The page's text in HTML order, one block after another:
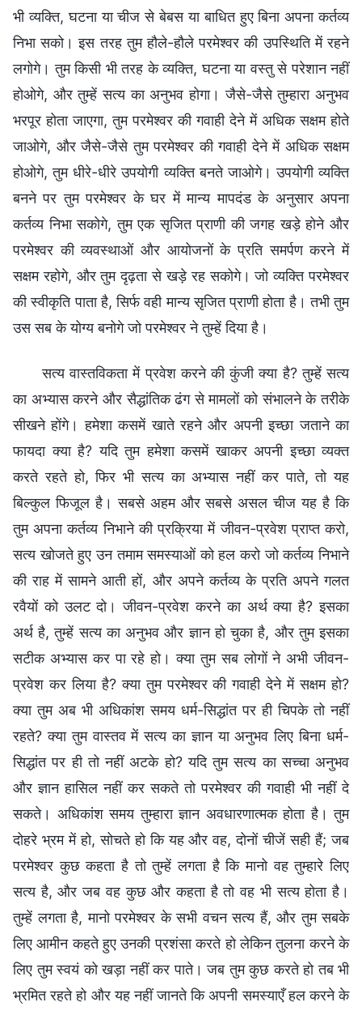
भी व्यक्ति, घटना या चीज से बेबस या बाधित हुए बिना अपना कर्तव्य
निभा सको। इस तरह तुम हौले-हौले परमेश्वर की उपस्थिति में रहने
लगोगे। तुम किसी भी तरह के व्यक्ति, घटना या वस्तु से परेशान नहीं
होओगे, और तुम्हें सत्य का अनुभव होगा। जैसे-जैसे तुम्हारा अनुभव
भरपूर होता जाएगा, तुम परमेश्वर की गवाही देने में अधिक सक्षम होते
जाओगे, और जैसे-जैसे तुम परमेश्वर की गवाही देने में अधिक सक्षम
होओगे, तुम धीरे-धीरे उपयोगी व्यक्ति बनते जाओगे। उपयोगी व्यक्ति
बनने पर तुम परमेश्वर के घर में मान्य मापदंड के अनुसार अपना
कर्तव्य निभा सकोगे, तुम एक सृजित प्राणी की जगह खड़े होने और
परमेश्वर की व्यवस्थाओं और आयोजनों के प्रति समर्पण करने में
सक्षम रहोगे, और तुम दृढ़ता से खड़े रह सकोगे। जो व्यक्ति परमेश्वर
की स्वीकृति पाता है, सिर्फ वही मान्य सृजित प्राणी होता है। तभी तुम
उस सब के योग्य बनोगे जो परमेश्वर ने तुम्हें दिया है।
सत्य वास्तविकता में प्रवेश करने की कुंजी क्या है? तुम्हें सत्य
का अभ्यास करने और सैद्धांतिक ढंग से मामलों को संभालने के तरीके
सीखने होंगे। हमेशा कसमें खाते रहने और अपनी इच्छा जताने का
फायदा क्या है? यदि तुम हमेशा कसमें खाकर अपनी इच्छा व्यक्त
करते रहते हो, फिर भी सत्य का अभ्यास नहीं कर पाते, तो यह
बिल्कुल फिजूल है। सबसे अहम और सबसे असल चीज यह है कि
तुम अपना कर्तव्य निभाने की प्रक्रिया में जीवन-प्रवेश प्राप्त करो,
सत्य खोजते हुए उन तमाम समस्याओं को हल करो जो कर्तव्य निभाने
की राह में सामने आती हों, और अपने कर्तव्य के प्रति अपने गलत
रवैयों को उलट दो। जीवन-प्रवेश करने का अर्थ क्या है? इसका
अर्थ है, तुम्हें सत्य का अनुभव और ज्ञान हो चुका है, और तुम इसका
सटीक अभ्यास कर पा रहे हो। क्या तुम सब लोगों ने अभी जीवन-
प्रवेश कर लिया है? क्या तुम परमेश्वर की गवाही देने में सक्षम हो?
क्या तुम अब भी अधिकांश समय धर्म-सिद्धांत पर ही चिपके तो नहीं
रहते? क्या तुम वास्तव में सत्य का ज्ञान या अनुभव लिए बिना धर्म-
सिद्धांत पर ही तो नहीं अटके हो? यदि तुम सत्य का सच्चा अनुभव
और ज्ञान हासिल नहीं कर सकते तो परमेश्वर की गवाही भी नहीं दे
सकते। अधिकांश समय तुम्हारा ज्ञान अवधारणात्मक होता है। तुम
दोहरे भ्रम में हो, सोचते हो कि यह और वह, दोनों चीजें सही हैं; जब
परमेश्वर कुछ कहता है तो तुम्हें लगता है कि मानो वह तुम्हारे लिए
सत्य है, और जब वह कुछ और कहता है तो वह भी सत्य होता है।
तुम्हें लगता है, मानो परमेश्वर के सभी वचन सत्य हैं, और तुम सबके
लिए आमीन कहते हुए उनकी प्रशंसा करते हो लेकिन तुलना करने के
लिए तुम स्वयं को खड़ा नहीं कर पाते। जब तुम कुछ करते हो तब भी
भ्रमित रहते हो और यह नहीं जानते कि अपनी समस्याएँ हल करने के